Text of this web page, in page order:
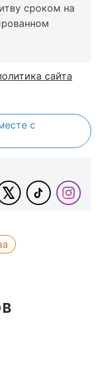
сроком на
сайта
с